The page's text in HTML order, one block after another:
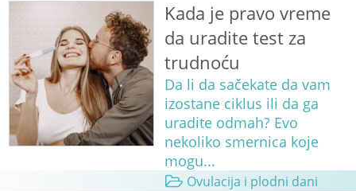
Kada je pravo vreme
da uradite test za
trudnoću
Da li da sačekate da vam
izostane ciklus ili da ga
uradite odmah? Evo
nekoliko smernica koje
mogu...
Ovulacija i plodni dani